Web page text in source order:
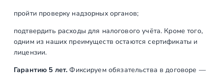
пройти проверку надзорных органов;
подтвердить расходы для налогового учёта. Кроме того,
одним из наших преимуществ остаются сертификаты и
лицензии.
Гарантию 5 лет. Фиксируем обязательства в договоре —